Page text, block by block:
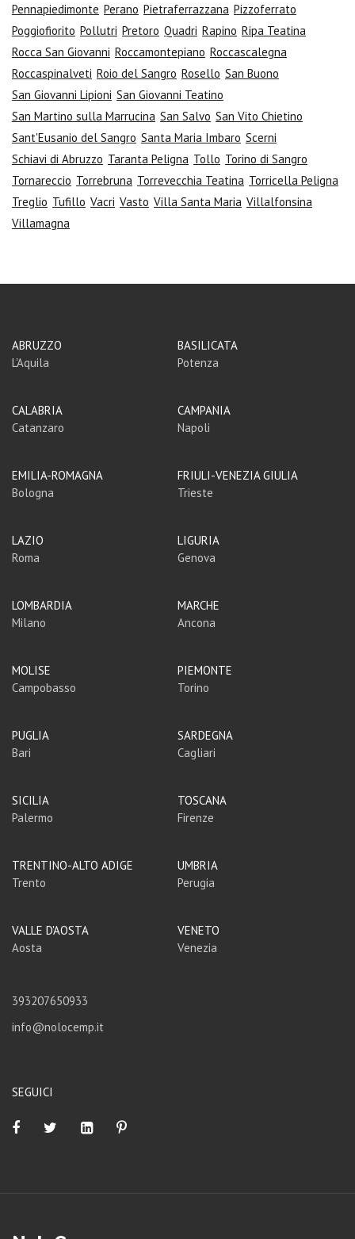
Pennapiedimonte Perano Pietraferrazzana Pizzoferrato
Poggiofiorito Pollutri Pretoro Quadri Rapino Ripa Teatina
Rocca San Giovanni Roccamontepiano Roccascalegna
Roccaspinalveti Roio del Sangro Rosello San Buono
San Giovanni Lipioni San Giovanni Teatino
San Martino sulla Marrucina San Salvo San Vito Chietino
Sant'Eusanio del Sangro Santa Maria Imbaro Scerni
Schiavi di Abruzzo Taranta Peligna Tollo Torino di Sangro
Tornareccio Torrebruna Torrevecchia Teatina Torricella Peligna
Treglio Tufillo Vacri Vasto Villa Santa Maria Villalfonsina
Villamagna
ABRUZZO
L'Aquila
BASILICATA
Potenza
CALABRIA
Catanzaro
CAMPANIA
Napoli
EMILIA-ROMAGNA
Bologna
FRIULI-VENEZIA GIULIA
Trieste
LAZIO
Roma
LIGURIA
Genova
LOMBARDIA
Milano
MARCHE
Ancona
MOLISE
Campobasso
PIEMONTE
Torino
PUGLIA
Bari
SARDEGNA
Cagliari
SICILIA
Palermo
TOSCANA
Firenze
TRENTINO-ALTO ADIGE
Trento
UMBRIA
Perugia
VALLE D'AOSTA
Aosta
VENETO
Venezia
393207650933
info@nolocemp.it
SEGUICI